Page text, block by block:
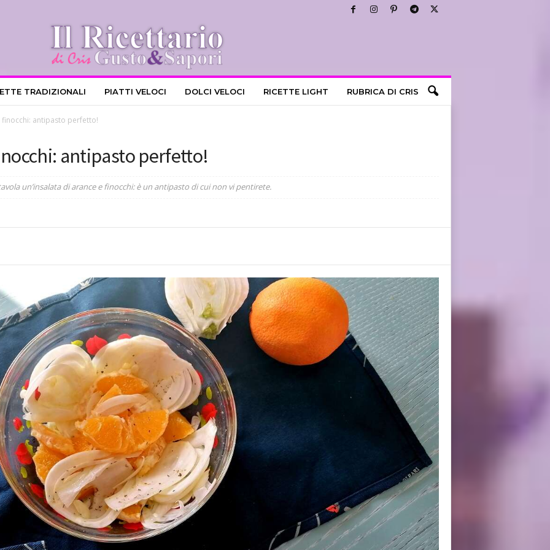
TRADIZIONALI PIATTI VELOCI DOLCI VELOCI RICETTE LIGHT RUBRICA DI CRIS
finocchi: antipasto perfetto!
antipasto perfetto!
un’insalata di arance e finocchi: è un antipasto di cui non vi pentirete.